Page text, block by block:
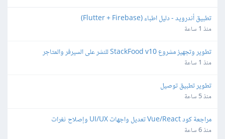
تطبيق أندرويد - دليل اطباء (Flutter + Firebase)
منذ 1 ساعة
تطوير وتجهيز مشروع StackFood v10 للنشر على السيرفر والمتاجر
منذ 1 ساعة
تطوير تطبيق توصيل
منذ 5 ساعة
مراجعة كود Vue/React تعديل واجهات UI/UX وإصلاح ثغرات
منذ 6 ساعة